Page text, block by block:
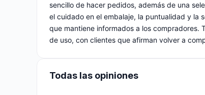
sencillo de hacer pedidos, además de una
el cuidado en el embalaje, la puntualidad y la
que mantiene informados a los compradores.
de uso, con clientes que afirman volver a
Todas las opiniones